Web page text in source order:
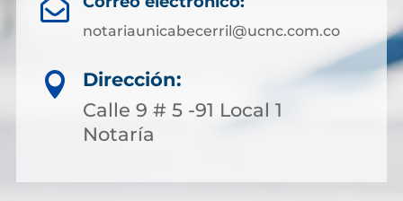

notariaunicabecerril@ucnc.com.co

Dirección:
Calle 9 # 5 -91 Local 1
Notaría